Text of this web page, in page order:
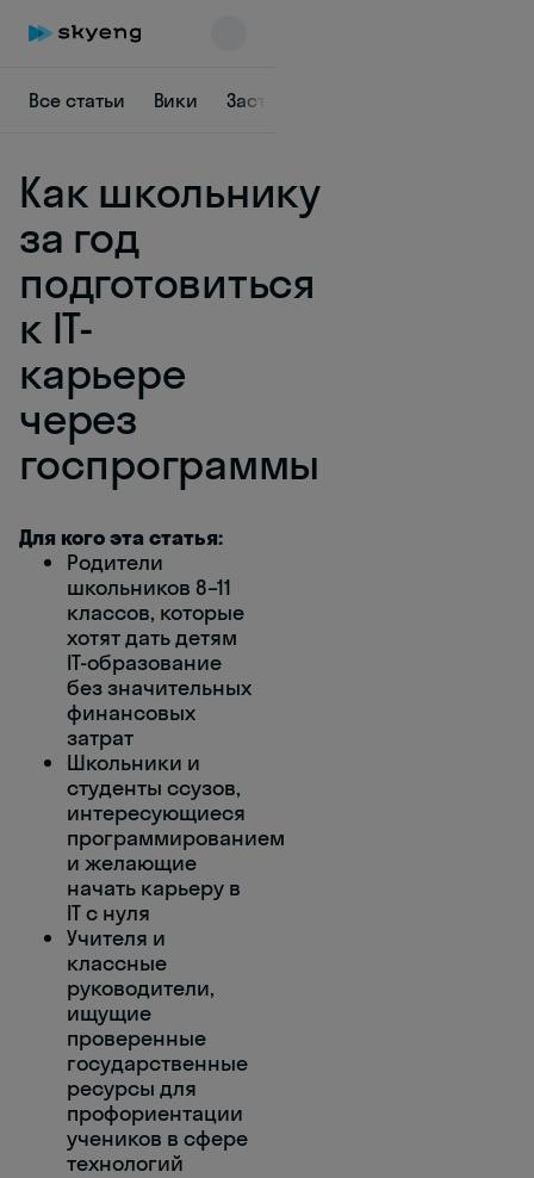
Все статьи Вики Заставить себя
Как школьнику
за год
подготовиться
к IT-
карьере
через
госпрограммы
Для кого эта статья:
Родители
школьников 8–11
классов, которые
хотят дать детям
IT-образование
без значительных
финансовых
затрат
Школьники и
студенты ссузов,
интересующиеся
программированием
и желающие
начать карьеру в
IT с нуля
Учителя и
классные
руководители,
ищущие
проверенные
государственные
ресурсы для
профориентации
учеников в сфере
технологий
Skyeng Chat
online